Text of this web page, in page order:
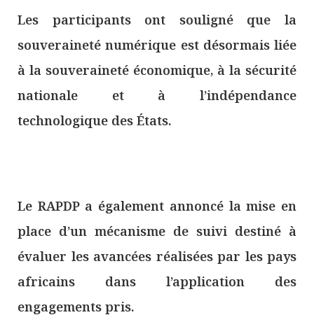
Les participants ont souligné que la
souveraineté numérique est désormais liée
à la souveraineté économique, à la sécurité
nationale et à l’indépendance
technologique des États.
Le RAPDP a également annoncé la mise en
place d’un mécanisme de suivi destiné à
évaluer les avancées réalisées par les pays
africains dans l’application des
engagements pris.